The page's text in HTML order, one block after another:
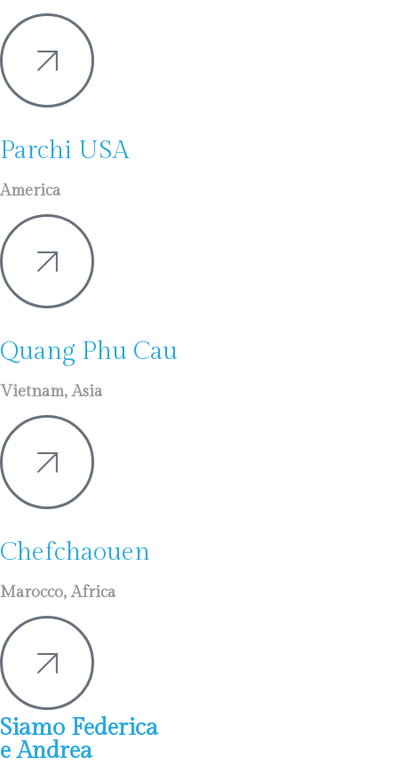
Parchi USA
America
Quang Phu Cau
Vietnam, Asia
Chefchaouen
Marocco, Africa
Siamo Federica
e Andrea